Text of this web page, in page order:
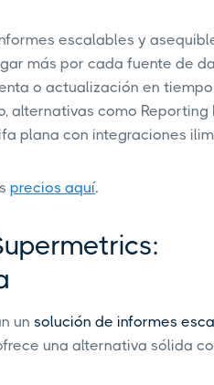
escalables y
más por cada fuente de
o actualización en
alternativas como Reporting
plana con integraciones
precios aquí.
un solución de informes
una alternativa sólida